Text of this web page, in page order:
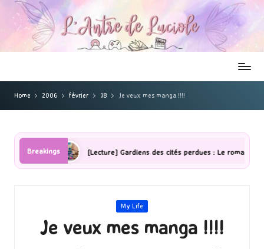
Home 2006 février 18 Je veux mes manga !!!!
Breakings [Lecture] Gardiens des cités perdues : Le roman graphique
Posted
My Life
Je veux mes manga !!!!